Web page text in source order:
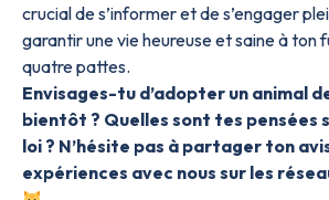
crucial de s’informer et de s’engager
garantir une vie heureuse et saine à ton
quatre pattes.
Envisages-tu d’adopter un animal
bientôt ? Quelles sont tes pensées
loi ? N’hésite pas à partager ton
expériences avec nous sur les